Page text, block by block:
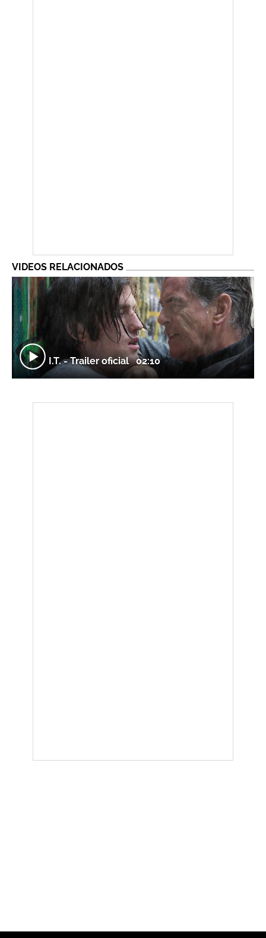
VIDEOS RELACIONADOS
I.T. - Trailer oficial02:10